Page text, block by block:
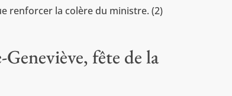
renforcer la colère du ministre. (2)
Geneviève, fête de la